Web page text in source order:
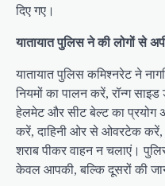
दिए गए।
यातायात पुलिस ने की लोगों से
यातायात पुलिस कमिश्नरेट ने
नियमों का पालन करें, रॉन्ग
हेलमेट और सीट बेल्ट का प्रयोग
करें, दाहिनी ओर से ओवरटेक करें,
शराब पीकर वाहन न चलाएं।
केवल आपकी, बल्कि दूसरों की